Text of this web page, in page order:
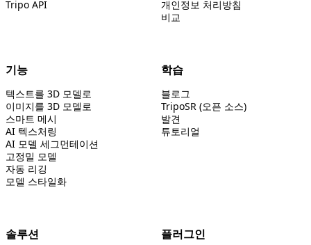
Tripo API
개인정보 처리방침
비교
기능
텍스트를 3D 모델로
이미지를 3D 모델로
스마트 메시
AI 텍스처링
AI 모델 세그먼테이션
고정밀 모델
자동 리깅
모델 스타일화
학습
블로그
TripoSR (오픈 소스)
발견
튜토리얼
솔루션 플러그인